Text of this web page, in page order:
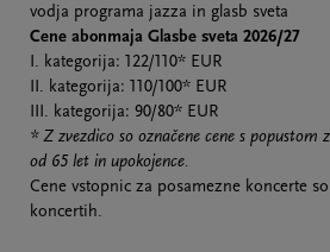
vodja programa jazza in glasb sveta
Cene abonmaja Glasbe sveta 2026/27
I. kategorija: 122/110* EUR
II. kategorija: 110/100* EUR
III. kategorija: 90/80* EUR
* Z zvezdico so označene cene s popustom
od 65 let in upokojence.
Cene vstopnic za posamezne koncerte
koncertih.